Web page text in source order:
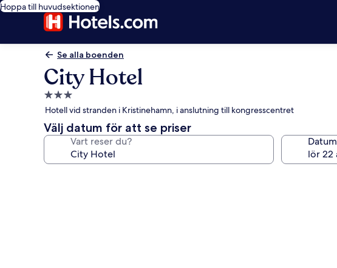
Hoppa till huvudsektionen
Se alla boenden
City Hotel
3.0-
stjärnigt
boende
Hotell vid stranden i Kristinehamn, i anslutning till kongresscentret
Välj datum för att se priser
Vart reser du? Datum